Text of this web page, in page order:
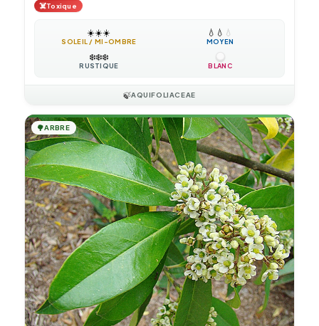
☠️Toxique
☀️☀️☀️
SOLEIL / MI-OMBRE
💧 💧 💧
MOYEN
❄️❄️❄️
RUSTIQUE BLANC
🍃AQUIFOLIACEAE
🌳ARBRE